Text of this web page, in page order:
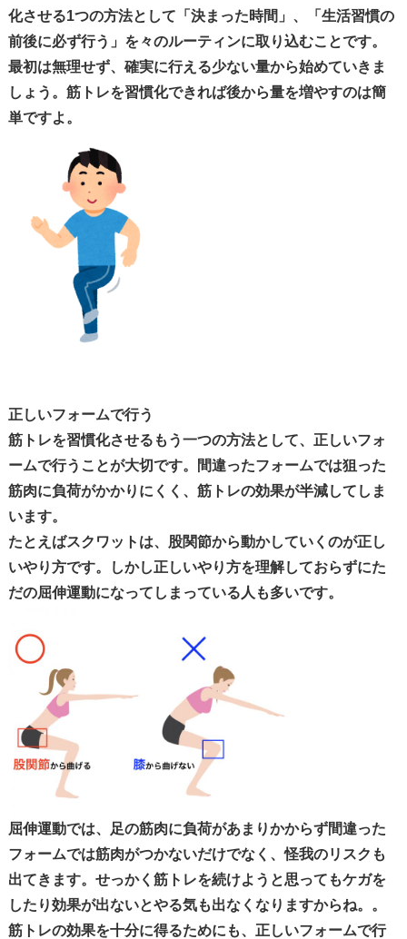
化させる1つの方法として「決まった時間」、「生活習慣の
前後に必ず行う」を々のルーティンに取り込むことです。
最初は無理せず、 確実に行える少ない量から始めていきま
しょう。筋トレを習慣化できれば後から量を増やすのは簡
単ですよ。
正しいフォームで行う
筋トレを習慣化させるもう一つの方法として、正しいフォ
ームで行うことが大切です。
間違ったフォームでは狙った
筋肉に負荷がかかりにくく、筋トレの効果が半減してしま
います。
たとえばスクワットは、股関節から動かしていくのが正し
いやり方です。しかし正しいやり方を理解しておらずにた
だの屈伸運動になってしまっている 人も多いです。
屈伸運動では、足の筋肉に負荷があまりかからず間違った
フォームでは筋肉がつかないだけでなく、怪我のリスクも
出てきます。せっかく筋トレを続けようと思ってもケガを
したり効果が出ないとやる気も出なくなりますからね。。
筋トレの効果を十分に得るためにも、正しいフォームで行